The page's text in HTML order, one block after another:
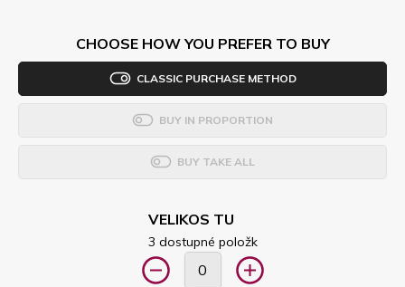
CHOOSE HOW YOU PREFER TO BUY
CLASSIC PURCHASE METHOD
BUY IN PROPORTION
BUY TAKE ALL
VELIKOS TU
3 dostupné položk